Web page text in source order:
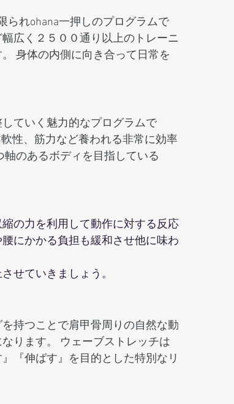
られohana一押しのプログラムで
広く２５００通り以上のトレーニ
身体の内側に向き合って日常を
ていく魅力的なプログラムで
性、筋力など養われる非常に効率
のあるボディを目指している
の力を利用して動作に対する反応
にかかる負担も緩和させ他に味わ
せていきましょう。
持つことで肩甲骨周りの自然な動
ります。 ウェーブストレッチは
『伸ばす』を目的とした特別なリ